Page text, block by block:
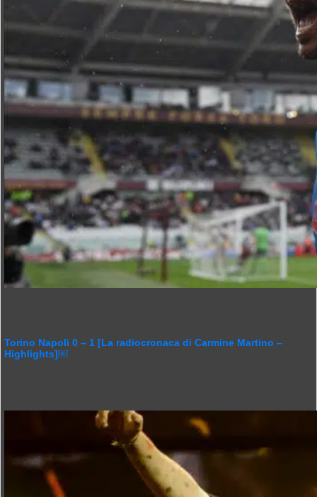
Torino Napoli 0 – 1 [La radiocronaca di Carmine Martino –
Highlights]￼